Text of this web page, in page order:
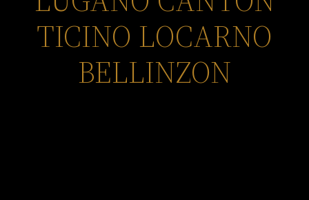
TICINO LOCARNO
BELLINZON